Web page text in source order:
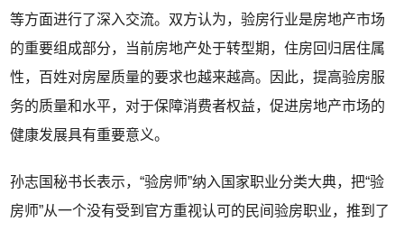
等方面进行了深入交流。双方认为，验房行业是房地产市场
的重要组成部分，当前房地产处于转型期，住房回归居住属
性，百姓对房屋质量的要求也越来越高。因此，提高验房服
务的质量和水平，对于保障消费者权益，促进房地产市场的
健康发展具有重要意义。
孙志国秘书长表示，“验房师”纳入国家职业分类大典，把“验
房师”从一个没有受到官方重视认可的民间验房职业，推到了